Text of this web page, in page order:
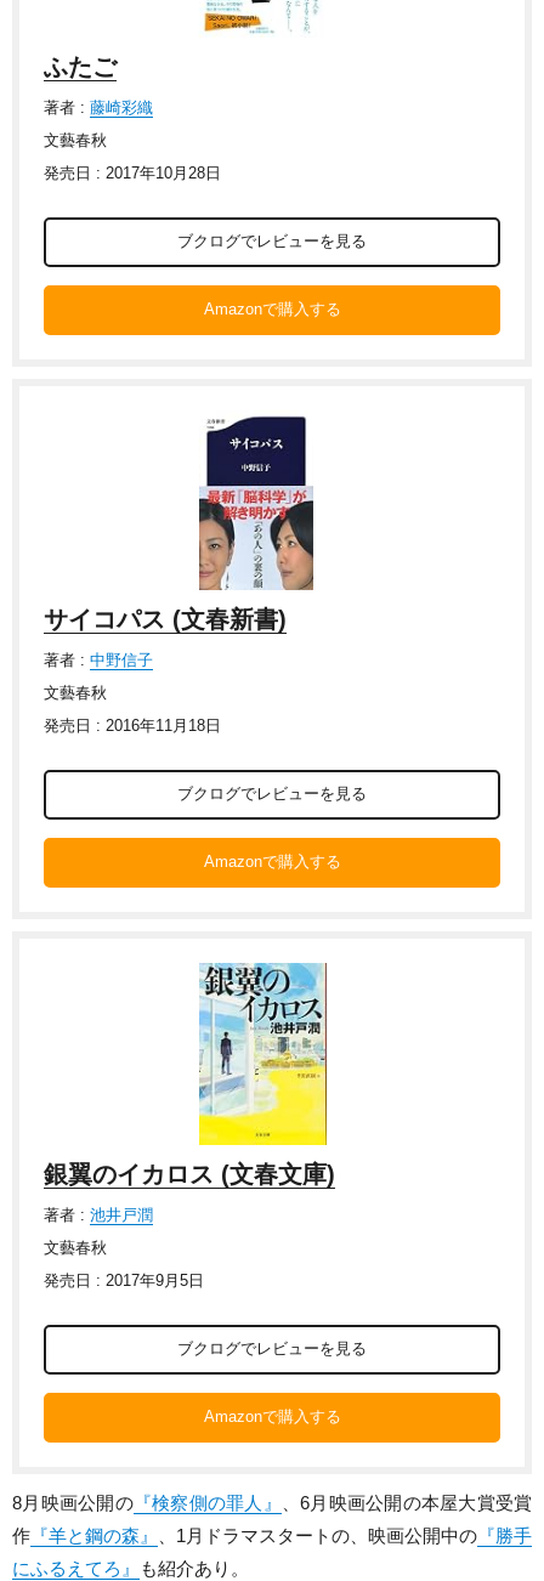
ふたご
著者 : 藤崎彩織
文藝春秋
発売日 : 2017年10月28日
ブクログでレビューを見る
Amazonで購入する
サイコパス (文春新書)
著者 : 中野信子
文藝春秋
発売日 : 2016年11月18日
ブクログでレビューを見る
Amazonで購入する
銀翼のイカロス (文春文庫)
著者 : 池井戸潤
文藝春秋
発売日 : 2017年9月5日
ブクログでレビューを見る
Amazonで購入する
8月映画公開の『検察側の罪人』
、6月映画公開の本屋大賞受賞
作 『羊と鋼の森』 、1月ドラマスタートの、映画公開中の 『勝手
にふるえてろ』
も紹介あり。